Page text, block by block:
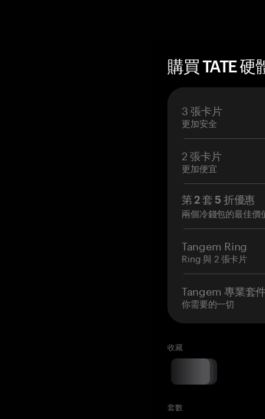
購買 TATE
3 張卡片
更加安全
2 張卡片
更加便宜
第 2 套 5 折優惠
兩個冷錢包的最佳價
Tangem Ring
Ring 與 2 張卡片
Tangem 專業套
你需要的一切
收藏
套數